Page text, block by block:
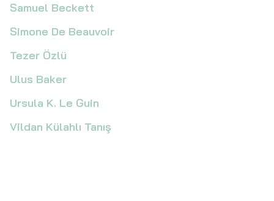
Samuel Beckett
Simone De Beauvoir
Tezer Özlü
Ulus Baker
Ursula K. Le Guin
Vildan Külahlı Tanış